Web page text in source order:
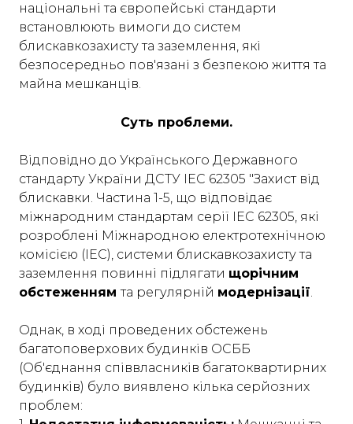
національні та європейські стандарти
встановлюють вимоги до систем
блискавкозахисту та заземлення, які
безпосередньо пов'язані з безпекою життя та
майна мешканців.
Суть проблеми.
Відповідно до Українського Державного
стандарту України ДСТУ IEC 62305 "Захист від
блискавки. Частина 1-5, що відповідає
міжнародним стандартам серії IEC 62305, які
розроблені Міжнародною електротехнічною
комісією (IEC), системи блискавкозахисту та
заземлення повинні підлягати щорічним
обстеженнямта регулярній модернізації.
Однак, в ході проведених обстежень
багатоповерхових будинків ОСББ
(Об'єднання співвласників багатоквартирних
будинків) було виявлено кілька серйозних
проблем: